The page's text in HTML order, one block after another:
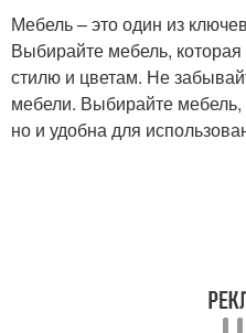
Мебель – это один из
Выбирайте мебель,
стилю и цветам. Не
мебели. Выбирайте мебель,
но и удобна для